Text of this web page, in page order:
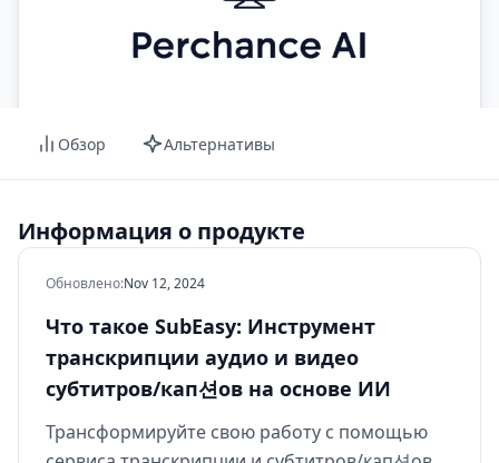
Обзор Альтернативы
Информация о продукте
Обновлено:Nov 12, 2024
Что такое SubEasy: Инструмент
транскрипции аудио и видео
субтитров/кап션ов на основе ИИ
Трансформируйте свою работу с помощью